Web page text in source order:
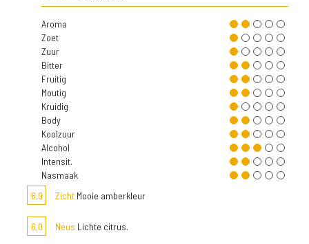
Aroma
Zoet
Zuur
Bitter
Fruitig
Moutig
Kruidig
Body
Koolzuur
Alcohol
Intensit.
Nasmaak
6,9
Zicht Mooie amberkleur
6,0 Neus Lichte citrus.